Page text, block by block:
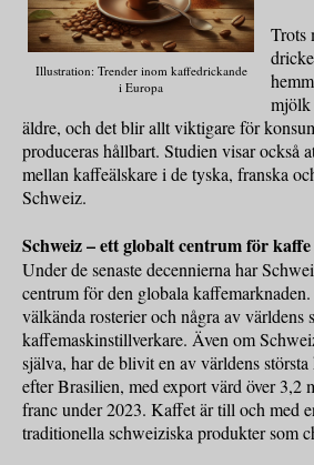
Illustration: Trender inom kaffedrickande
i Europa
Trots
mjölk
äldre, och det blir allt viktigare för
produceras hållbart. Studien visar också
mellan kaffeälskare i de tyska, franska
Schweiz.
Schweiz – ett globalt centrum för kaffe
Under de senaste decennierna har
centrum för den globala
välkända rosterier och några av världens
kaffemaskinstillverkare. Även om
själva, har de blivit en av världens
efter Brasilien, med export värd över 3,2
franc under 2023. Kaffet är till och med
traditionella schweiziska produkter som